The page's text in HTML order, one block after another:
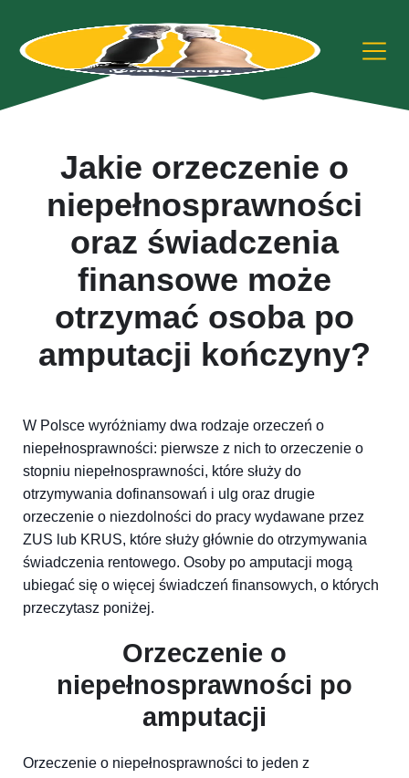
Jakie orzeczenie o
niepełnosprawności
oraz świadczenia
finansowe może
otrzymać osoba po
amputacji kończyny?
W Polsce wyróżniamy dwa rodzaje orzeczeń o
niepełnosprawności: pierwsze z nich to orzeczenie o
stopniu niepełnosprawności, które służy do
otrzymywania dofinansowań i ulg oraz drugie
orzeczenie o niezdolności do pracy wydawane przez
ZUS lub KRUS, które służy głównie do otrzymywania
świadczenia rentowego. Osoby po amputacji mogą
ubiegać się o więcej świadczeń finansowych, o których
przeczytasz poniżej.
Orzeczenie o
niepełnosprawności po
amputacji
Orzeczenie o niepełnosprawności to jeden z